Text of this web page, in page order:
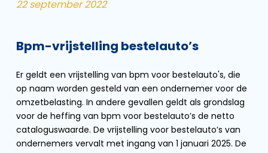
22 september 2022
Bpm-vrijstelling bestelauto’s
Er geldt een vrijstelling van bpm voor bestelauto's, die
op naam worden gesteld van een ondernemer voor de
omzetbelasting. In andere gevallen geldt als grondslag
voor de heffing van bpm voor bestelauto’s de netto
cataloguswaarde. De vrijstelling voor bestelauto’s van
ondernemers vervalt met ingang van 1 januari 2025. De